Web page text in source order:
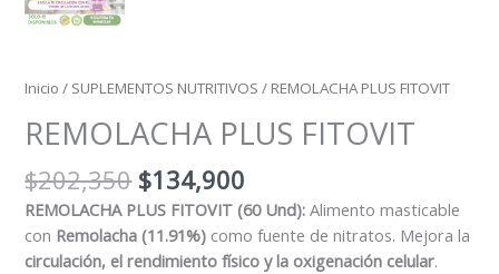
Inicio / SUPLEMENTOS NUTRITIVOS / REMOLACHA PLUS FITOVIT
REMOLACHA PLUS FITOVIT
$202,350 $134,900
REMOLACHA PLUS FITOVIT (60 Und): Alimento masticable
con Remolacha (11.91%) como fuente de nitratos. Mejora la
circulación, el rendimiento físico y la oxigenación celular.